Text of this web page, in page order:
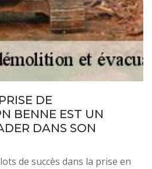
DE
BENNE EST UN
DANS SON
de succès dans la prise en